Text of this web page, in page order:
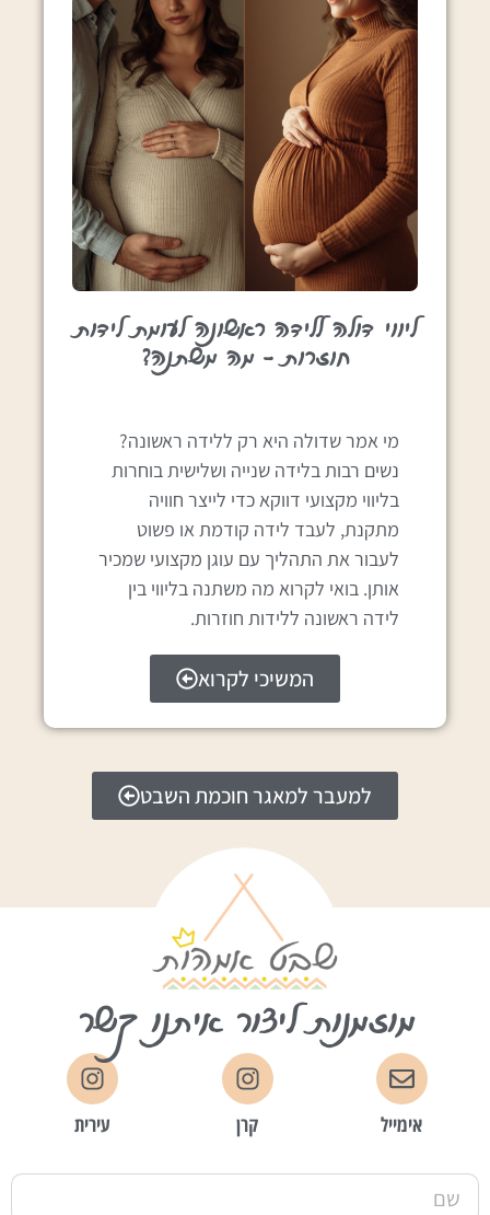
ליווי דולה ללידה ראשונה לעומת לידות
חוזרות – מה משתנה?
מי אמר שדולה היא רק ללידה ראשונה?
נשים רבות בלידה שנייה ושלישית בוחרות
בליווי מקצועי דווקא כדי לייצר חוויה
מתקנת, לעבד לידה קודמת או פשוט
לעבור את התהליך עם עוגן מקצועי שמכיר
אותן. בואי לקרוא מה משתנה בליווי בין
לידה ראשונה ללידות חוזרות.
המשיכי לקרוא
למעבר למאגר חוכמת השבט
מוזמנות ליצור איתנו קשר
אימייל קרן עירית